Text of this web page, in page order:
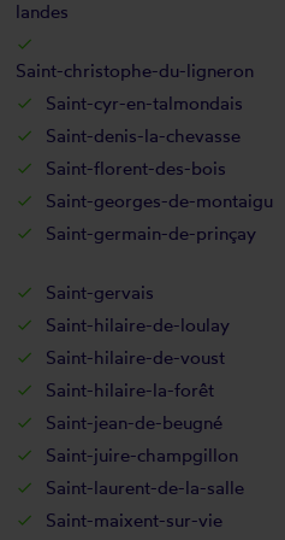
landes
Saint-christophe-du-ligneron
Saint-cyr-en-talmondais
Saint-denis-la-chevasse
Saint-florent-des-bois
Saint-georges-de-montaigu
Saint-germain-de-prinçay
Saint-gervais
Saint-hilaire-de-loulay
Saint-hilaire-de-voust
Saint-hilaire-la-forêt
Saint-jean-de-beugné
Saint-juire-champgillon
Saint-laurent-de-la-salle
Saint-maixent-sur-vie